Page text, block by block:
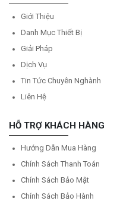
Giới Thiệu
Danh Mục Thiết Bị
Giải Pháp
Dịch Vụ
Tin Tức Chuyên Nghành
Liên Hệ
HỖ TRỢ KHÁCH HÀNG
Hướng Dẫn Mua Hàng
Chính Sách Thanh Toán
Chính Sách Bảo Mật
Chính Sách Bảo Hành